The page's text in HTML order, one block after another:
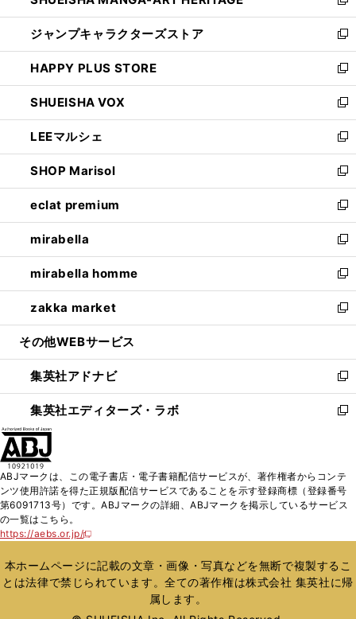
開
く
ウ
ィ
ン
ド
ウ
で
開
く
新
し
い
ウ
ィ
ン
ド
ウ
で
開
く
ジャンプキャラクターズストア
新
し
い
ウ
ィ
ン
ド
ウ
で
開
く
HAPPY PLUS STORE
新
し
い
ウ
ィ
ン
ド
ウ
で
開
く
SHUEISHA VOX
新
し
い
ウ
ィ
ン
ド
ウ
で
開
く
LEEマルシェ
新
し
い
ウ
ィ
ン
ド
ウ
で
開
く
SHOP Marisol
新
し
い
ウ
ィ
ン
ド
ウ
で
開
eclat premium
新
し
い
ウ
ィ
ン
ド
ウ
開
く
mirabella
新
し
い
ウ
ィ
ン
ウ
で
開
く
mirabella homme
新
し
い
ウ
ン
ド
ウ
で
zakka market
新
し
ウ
ィ
ン
ド
く
その他WEBサービス
集英社アドナビ
新
し
い
ド
ウ
で
集英社エディターズ・ラボ
新
ィ
ン
ド
開
く
ABJマークは、この電子書店・電子書籍配信サービスが、著作権者からコンテ
ンツ使用許諾を得た正規版配信サービスであることを示す登録商標（登録番号
第6091713号）です。ABJマークの詳細、ABJマークを掲示しているサービス
の一覧はこちら。
https://aebs.or.jp/
新
い
ウ
ィ
本ホームページに記載の文章・画像・写真などを無断で複製するこ
とは法律で禁じられています。全ての著作権は株式会社 集英社に帰
属します。